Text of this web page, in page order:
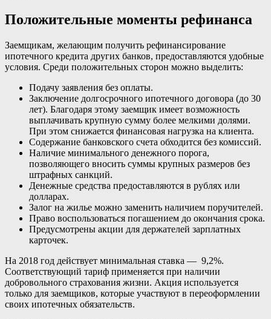
Положительные моменты рефинанса
Заемщикам, желающим получить рефинансирование
ипотечного кредита других банков, предоставляются удобные
условия. Среди положительных сторон можно выделить:
Подачу заявления без оплаты.
Заключение долгосрочного ипотечного договора (до 30
лет). Благодаря этому заемщик имеет возможность
выплачивать крупную сумму более мелкими долями.
При этом снижается финансовая нагрузка на клиента.
Содержание банковского счета обходится без комиссий.
Наличие минимального денежного порога,
позволяющего вносить суммы крупных размеров без
штрафных санкций.
Денежные средства предоставляются в рублях или
долларах.
Залог на жилье можно заменить наличием поручителей.
Право воспользоваться погашением до окончания срока.
Предусмотрены акции для держателей зарплатных
карточек.
На 2018 год действует минимальная ставка — 9,2%.
Соответствующий тариф применяется при наличии
добровольного страхования жизни. Акция используется
только для заемщиков, которые участвуют в переоформлении
своих ипотечных обязательств.